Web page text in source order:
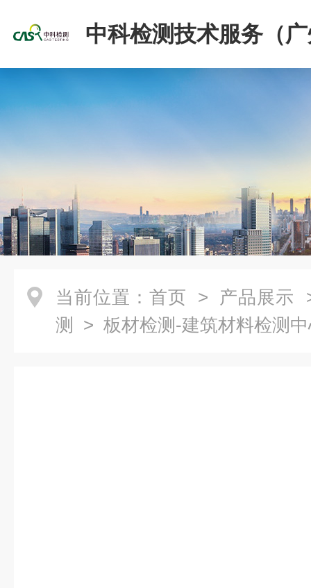
中科检测技术服务（
份有限公司
当前位置： 首页 > 产品展示
测
> 板材检测-建筑材料检测